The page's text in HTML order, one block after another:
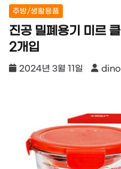
주방/생활용품
진공 밀폐용기 미르
2개입
2024년 3월 11일